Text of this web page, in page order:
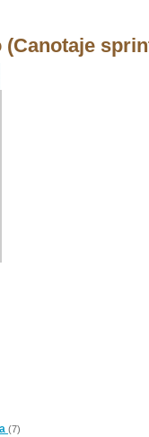
(Canotaje
(7)